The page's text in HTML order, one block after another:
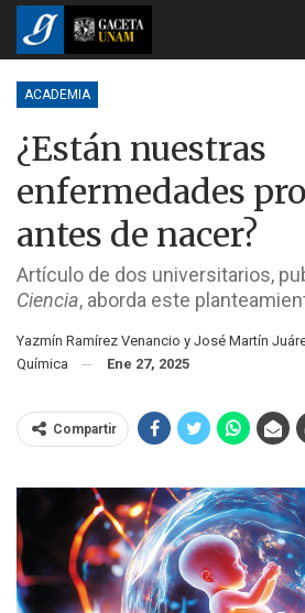
ACADEMIA
¿Están nuestras
enfermedades
antes de nacer?
Artículo de dos universitarios,
Ciencia, aborda este
Yazmín Ramírez Venancio y José Martín
Química
Ene 27, 2025
Compartir